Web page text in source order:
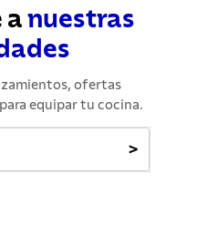
a nuestras
ofertas
equipar tu cocina.
>